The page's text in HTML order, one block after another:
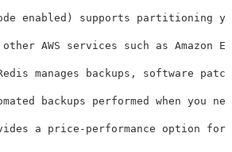
enabled) supports partitioning
AWS services such as Amazon
manages backups, software
backups performed when
a price-performance option